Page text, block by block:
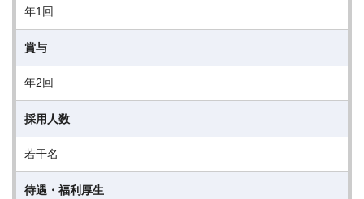
年1回
賞与
年2回
採用人数
若干名
待遇・福利厚生